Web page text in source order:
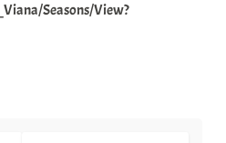
Seasons/View?